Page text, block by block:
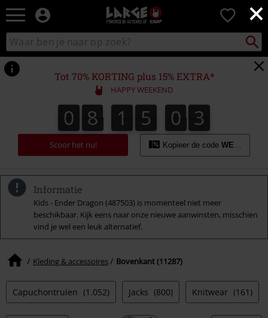
×
Large
–
Muziek-,
en
gaming-
merch
+
alternatieve
kleding
0
Zoek
in
catalogus
zoeken
Tot 70% KORTING plus 15% EXTRA*
HAPPY WEEKEND
0
0 8
8 1
1 5
5 0
0 1
2
1
3
2
Scoor het nu! Kopieer de code WEEKEND
Informatie
Kids - Ender Dragon (487503) is momenteel niet meer
beschikbaar. Kijk eens naar onze nieuwe aanwinsten, misschien
vind je wel een leuk alternatief.
Kleding & accessoires Bovenkant (11287)
Capuchontruien (1.052) Jacks (800) Knitwear (161)